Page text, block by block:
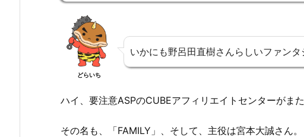
どらいち
いかにも野呂田直樹さんらしいファン
ハイ、要注意ASPのCUBEアフィリエイトセンターがま
その名も、「FAMILY」、そして、主役は宮本大誠さん。